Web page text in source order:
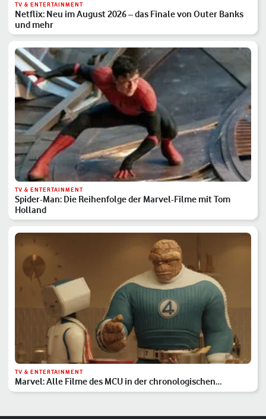
TV & ENTERTAINMENT
Netflix: Neu im August 2026 – das Finale von Outer Banks
und mehr
TV & ENTERTAINMENT
Spider-Man: Die Reihenfolge der Marvel-Filme mit Tom
Holland
TV & ENTERTAINMENT
Marvel: Alle Filme des MCU in der chronologischen
Reihenfolge